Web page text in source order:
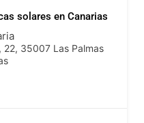
solares en Canarias
22, 35007 Las Palmas